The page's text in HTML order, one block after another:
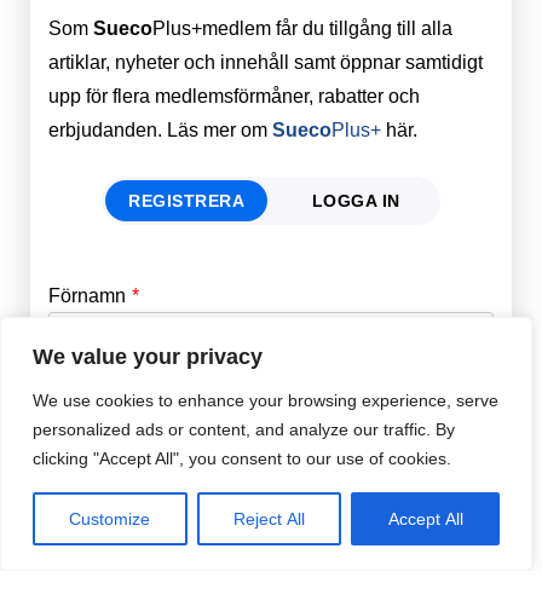
We value your privacy
We use cookies to enhance your browsing experience, serve
personalized ads or content, and analyze our traffic. By
clicking "Accept All", you consent to our use of cookies.
Customize Reject All Accept All
Som SuecoPlus+medlem får du tillgång till alla
artiklar, nyheter och innehåll samt öppnar samtidigt
upp för flera medlemsförmåner, rabatter och
erbjudanden. Läs mer om SuecoPlus+ här.
REGISTRERA LOGGA IN
Förnamn *
Efternamn *
E-post *
Email
Password
Remember Me